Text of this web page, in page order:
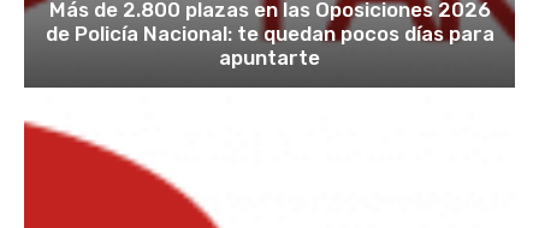
Más de 2.800 plazas en las Oposiciones 2026
de Policía Nacional: te quedan pocos días para
apuntarte